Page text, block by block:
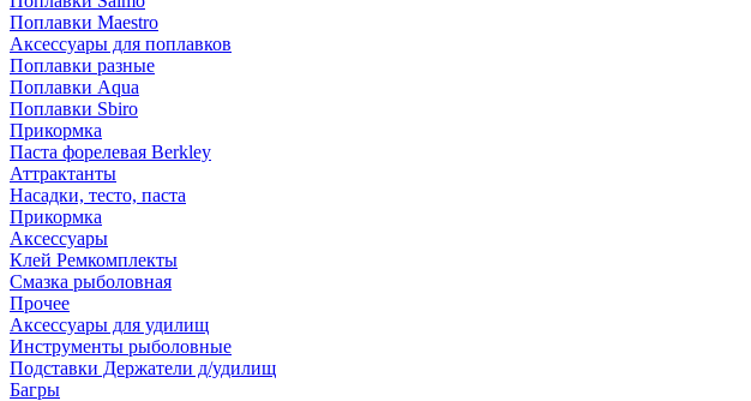
Поплавки Maestro
Аксессуары для поплавков
Поплавки разные
Поплавки Aqua
Поплавки Sbiro
Прикормка
Паста форелевая Berkley
Аттрактанты
Насадки, тесто, паста
Прикормка
Аксессуары
Клей Ремкомплекты
Смазка рыболовная
Прочее
Аксессуары для удилищ
Инструменты рыболовные
Подставки Держатели д/удилищ
Багры